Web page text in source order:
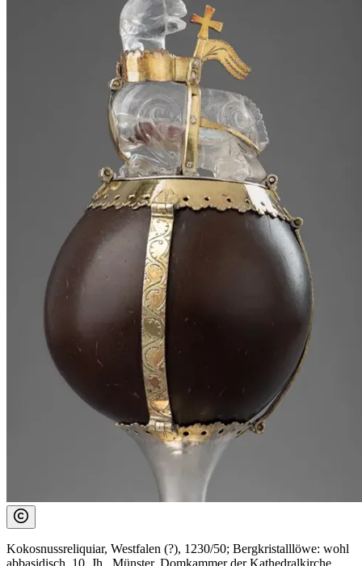
Kokosnussreliquiar, Westfalen (?), 1230/50; Bergkristalllöwe: wohl
abbasidisch, 10. Jh., Münster, Domkammer der Kathedralkirche.